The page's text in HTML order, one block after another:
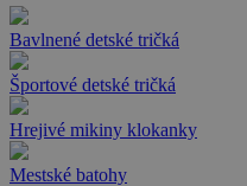
Bavlnené detské tričká
Športové detské tričká
Hrejivé mikiny klokanky
Mestské batohy